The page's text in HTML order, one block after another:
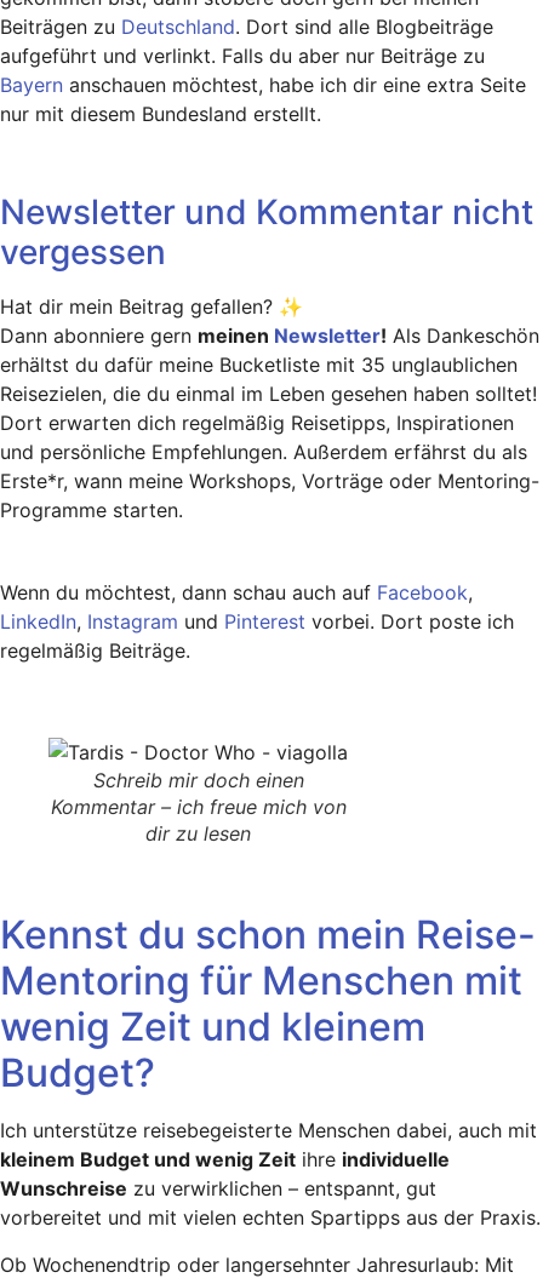
Beiträgen zu Deutschland. Dort sind alle Blogbeiträge
aufgeführt und verlinkt. Falls du aber nur Beiträge zu
Bayern anschauen möchtest, habe ich dir eine extra Seite
nur mit diesem Bundesland erstellt.
Newsletter und Kommentar nicht
vergessen
Hat dir mein Beitrag gefallen? ✨
Dann abonniere gern meinen Newsletter! Als Dankeschön
erhältst du dafür meine Bucketliste mit 35 unglaublichen
Reisezielen, die du einmal im Leben gesehen haben solltet!
Dort erwarten dich regelmäßig Reisetipps, Inspirationen
und persönliche Empfehlungen. Außerdem erfährst du als
Erste*r, wann meine Workshops, Vorträge oder Mentoring-
Programme starten.
Wenn du möchtest, dann schau auch auf Facebook,
LinkedIn, Instagram und Pinterest vorbei. Dort poste ich
regelmäßig Beiträge.
Schreib mir doch einen
Kommentar – ich freue mich von
dir zu lesen
Kennst du schon mein Reise-
Mentoring für Menschen mit
wenig Zeit und kleinem
Budget?
Ich unterstütze reisebegeisterte Menschen dabei, auch mit
kleinem Budget und wenig Zeit ihre individuelle
Wunschreise zu verwirklichen – entspannt, gut
vorbereitet und mit vielen echten Spartipps aus der Praxis.
Ob Wochenendtrip oder langersehnter Jahresurlaub: Mit